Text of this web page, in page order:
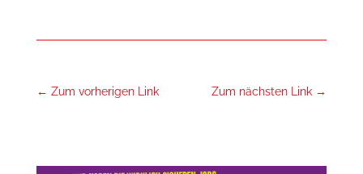
← Zum vorherigen Link Zum nächsten Link →